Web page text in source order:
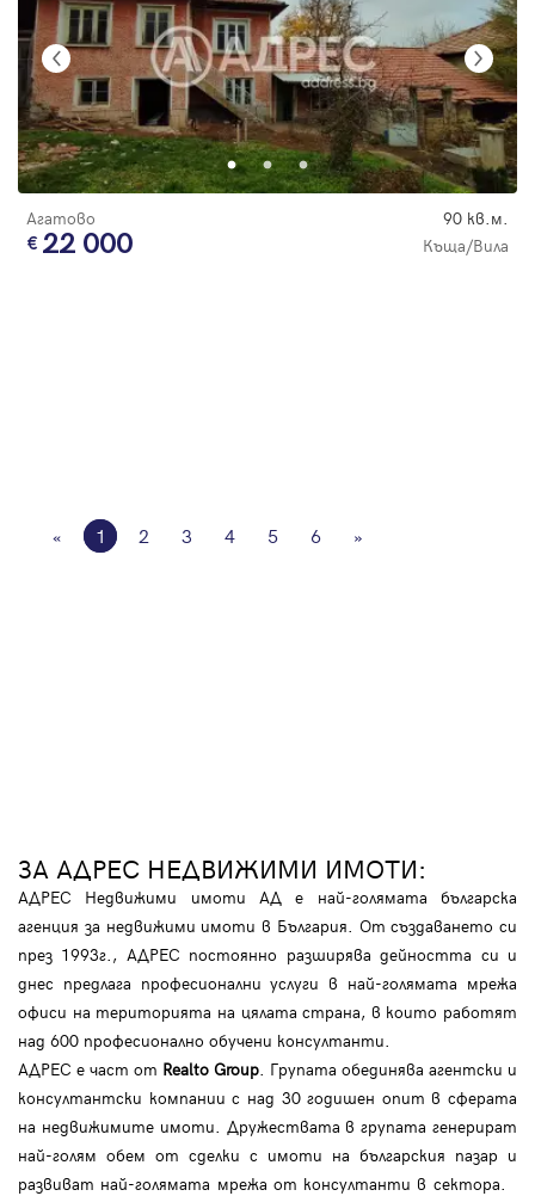
Агатово 90 кв.м.
22 000 Къща/Вила
« 1 2 3 4 5 6 »
ЗА АДРЕС НЕДВИЖИМИ ИМОТИ:
АДРЕС Недвижими имоти АД е най-голямата българска
агенция за недвижими имоти в България. От създаването си
през 1993г., АДРЕС постоянно разширява дейността си и
днес предлага професионални услуги в най-голямата мрежа
офиси на територията на цялата страна, в които работят
над 600 професионално обучени консултанти.
АДРЕС е част от Realto Group. Групата обединява агентски и
консултантски компании с над 30 годишен опит в сферата
на недвижимите имоти. Дружествата в групата генерират
най-голям обем от сделки с имоти на българския пазар и
развиват най-голямата мрежа от консултанти в сектора.